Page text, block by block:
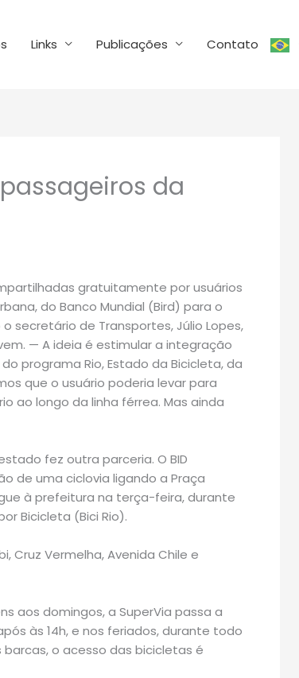
Links Publicações Contato
da
gratuitamente por usuários
do Banco Mundial (Bird) para o
secretário de Transportes, Júlio Lopes,
— A ideia é estimular a integração
programa Rio, Estado da Bicicleta, da
que o usuário poderia levar para
ao longo da linha férrea. Mas ainda
fez outra parceria. O BID
de uma ciclovia ligando a Praça
à prefeitura na terça-feira, durante
Bicicleta (Bici Rio).
Cruz Vermelha, Avenida Chile e
aos domingos, a SuperVia passa a
às 14h, e nos feriados, durante todo
o acesso das bicicletas é